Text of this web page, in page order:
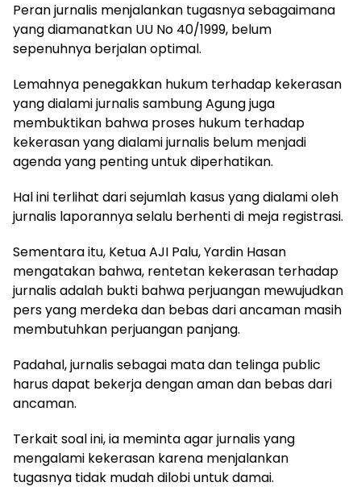
Peran jurnalis menjalankan tugasnya sebagaimana
yang diamanatkan UU No 40/1999, belum
sepenuhnya berjalan optimal.
Lemahnya penegakkan hukum terhadap kekerasan
yang dialami jurnalis sambung Agung juga
membuktikan bahwa proses hukum terhadap
kekerasan yang dialami jurnalis belum menjadi
agenda yang penting untuk diperhatikan.
Hal ini terlihat dari sejumlah kasus yang dialami oleh
jurnalis laporannya selalu berhenti di meja registrasi.
Sementara itu, Ketua AJI Palu, Yardin Hasan
mengatakan bahwa, rentetan kekerasan terhadap
jurnalis adalah bukti bahwa perjuangan mewujudkan
pers yang merdeka dan bebas dari ancaman masih
membutuhkan perjuangan panjang.
Padahal, jurnalis sebagai mata dan telinga public
harus dapat bekerja dengan aman dan bebas dari
ancaman.
Terkait soal ini, ia meminta agar jurnalis yang
mengalami kekerasan karena menjalankan
tugasnya tidak mudah dilobi untuk damai.